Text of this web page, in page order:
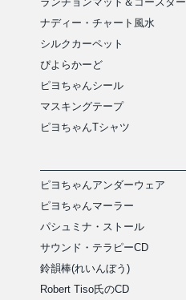
ナディー・チャート風水
シルクカーペット
ぴよらかーど
ピヨちゃんシール
マスキングテープ
ピヨちゃんTシャツ
ピヨちゃんアンダーウェア
ピヨちゃんマーラー
パシュミナ・ストール
サウンド・テラピーCD
鈴韻棒(れいんぼう)
Robert Tiso氏のCD